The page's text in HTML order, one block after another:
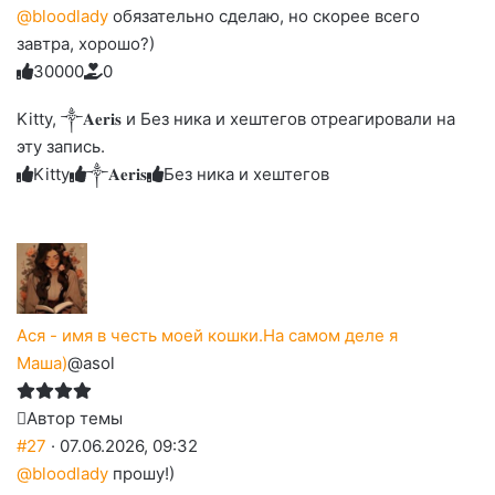
@bloodlady обязательно сделаю, но скорее всего
завтра, хорошо?)
Голосуйте
вверх.
3
Нажмите
реакцию:
улыбаюсь
0
Нажмите
реакцию:
смеюсь
до
слез
0
Нажмите
реакцию:
печаль
0
Нажмите
реакцию:
0
Нажмите
благодарю
0
Kitty, ༒︎𝐀𝐞𝐫𝐢𝐬 и Без ника и хештегов отреагировали на
эту запись.
Kitty
༒︎𝐀𝐞𝐫𝐢𝐬 Без ника и хештегов
Ася - имя в честь моей кошки.На самом деле я
Маша)@asol
Автор темы
#27 · 07.06.2026, 09:32
@bloodlady прошу!)